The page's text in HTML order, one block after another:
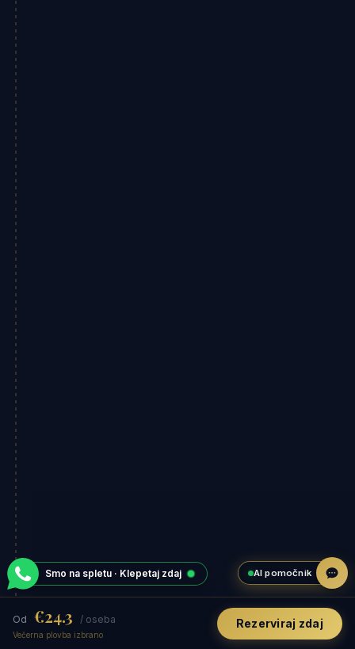
Od €24.3 / oseba
Večerna plovba izbrano
Rezerviraj zdaj
Smo na spletu · Klepetaj zdaj AI pomočnik